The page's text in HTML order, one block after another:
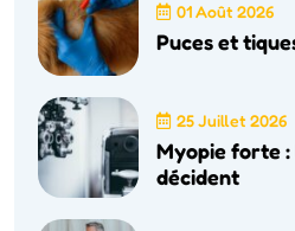
01 Août 2026
Puces et
25 Juillet 2026
Myopie forte :
décident